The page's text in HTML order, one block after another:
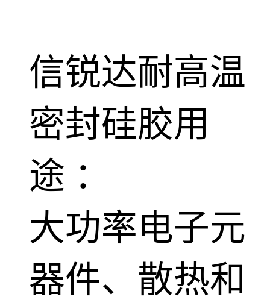
信锐达耐高温
密封硅胶用
途 ：
大功率电子元
器件、散热和